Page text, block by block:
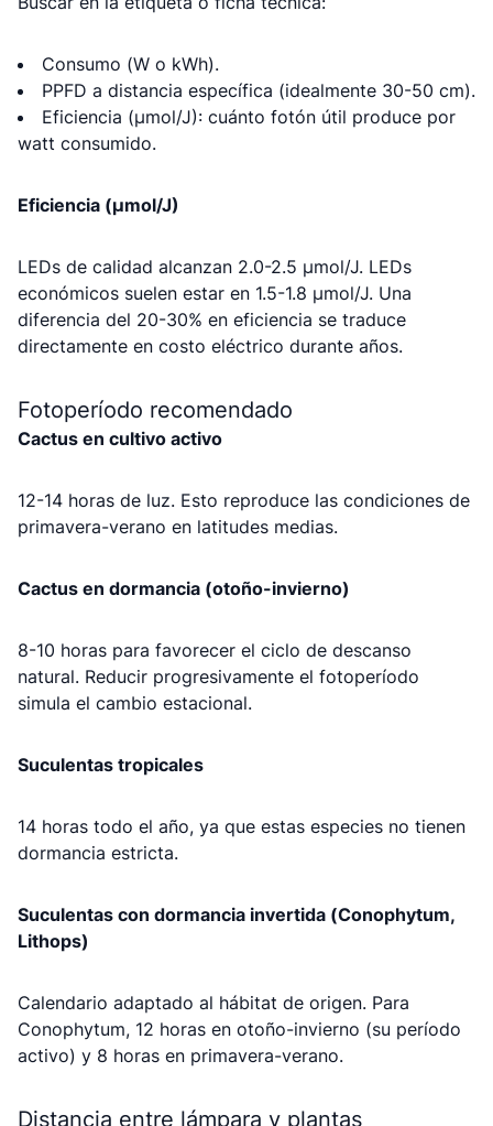
Consumo (W o kWh).
PPFD a distancia específica (idealmente 30-50 cm).
Eficiencia (μmol/J): cuánto fotón útil produce por
watt consumido.
Eficiencia (μmol/J)
LEDs de calidad alcanzan 2.0-2.5 μmol/J. LEDs
económicos suelen estar en 1.5-1.8 μmol/J. Una
diferencia del 20-30% en eficiencia se traduce
directamente en costo eléctrico durante años.
Fotoperíodo recomendado
Cactus en cultivo activo
12-14 horas de luz. Esto reproduce las condiciones de
primavera-verano en latitudes medias.
Cactus en dormancia (otoño-invierno)
8-10 horas para favorecer el ciclo de descanso
natural. Reducir progresivamente el fotoperíodo
simula el cambio estacional.
Suculentas tropicales
14 horas todo el año, ya que estas especies no tienen
dormancia estricta.
Suculentas con dormancia invertida (Conophytum,
Lithops)
Calendario adaptado al hábitat de origen. Para
Conophytum, 12 horas en otoño-invierno (su período
activo) y 8 horas en primavera-verano.
Distancia entre lámpara y plantas